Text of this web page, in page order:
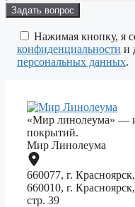
Оставьте
это
поле
пустым.
Нажимая кнопку, я
конфиденциальности и
персональных данных.
«Мир линолеума» —
покрытий.
Мир Линолеума
660077, г.
660010, г.
стр. 39